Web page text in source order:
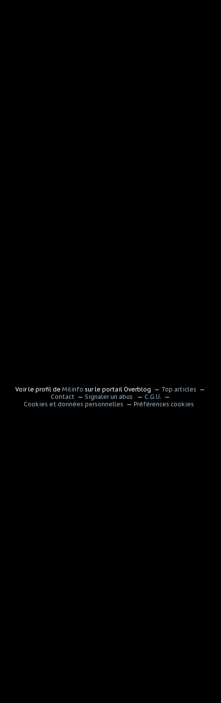
Voir le profil deMilinfo sur le portail Overblog
Top articles
Contact
Signaler un abus
C.G.U.
Cookies et données personnelles
Préférences cookies